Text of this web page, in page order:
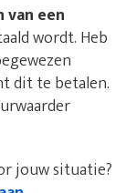
van een
wordt. Heb
dit te betalen.
jouw situatie?